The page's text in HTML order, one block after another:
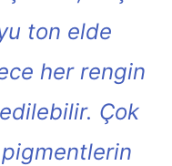
ton elde
her rengin
Çok